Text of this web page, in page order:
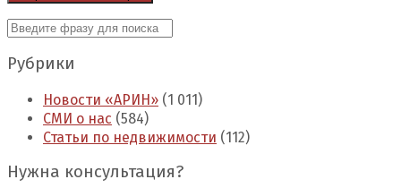
Рубрики
Новости «АРИН» (1 011)
СМИ о нас (584)
Статьи по недвижимости (112)
Нужна консультация?